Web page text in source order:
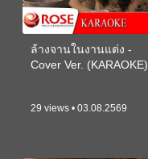
ล้างจานในงานแต่ง -
Cover Ver. (KARAOKE)
29 views • 03.08.2569